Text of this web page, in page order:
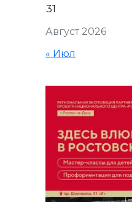
Август 2026
31
« Июл